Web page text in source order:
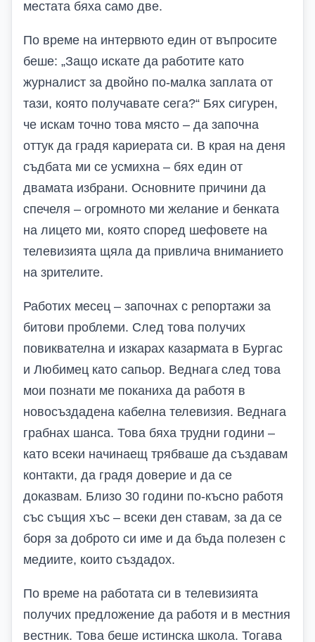
местата бяха само две.
По време на интервюто един от въпросите
беше: „Защо искате да работите като
журналист за двойно по-малка заплата от
тази, която получавате сега?“ Бях сигурен,
че искам точно това място – да започна
оттук да градя кариерата си. В края на деня
съдбата ми се усмихна – бях един от
двамата избрани. Основните причини да
спечеля – огромното ми желание и бенката
на лицето ми, която според шефовете на
телевизията щяла да привлича вниманието
на зрителите.
Работих месец – започнах с репортажи за
битови проблеми. След това получих
повиквателна и изкарах казармата в Бургас
и Любимец като сапьор. Веднага след това
мои познати ме поканиха да работя в
новосъздадена кабелна телевизия. Веднага
грабнах шанса. Това бяха трудни години –
като всеки начинаещ трябваше да създавам
контакти, да градя доверие и да се
доказвам. Близо 30 години по-късно работя
със същия хъс – всеки ден ставам, за да се
боря за доброто си име и да бъда полезен с
медиите, които създадох.
По време на работата си в телевизията
получих предложение да работя и в местния
вестник. Това беше истинска школа. Тогава